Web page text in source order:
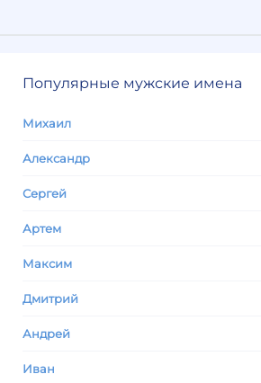
Популярные мужские имена
Михаил
Александр
Сергей
Артем
Максим
Дмитрий
Андрей
Иван